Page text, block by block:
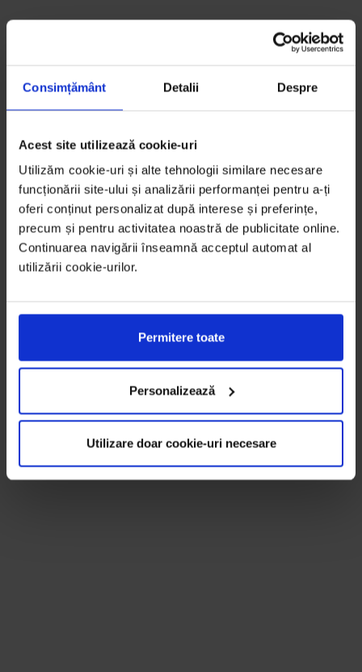
Consimțământ Detalii Despre
Acest site utilizează cookie-uri
Utilizăm cookie-uri și alte tehnologii similare necesare
funcționării site-ului și analizării performanței pentru a-ți
oferi conținut personalizat după interese și preferințe,
precum și pentru activitatea noastră de publicitate online.
Continuarea navigării înseamnă acceptul automat al
utilizării cookie-urilor.
Permitere toate
Personalizează
Utilizare doar cookie-uri necesare